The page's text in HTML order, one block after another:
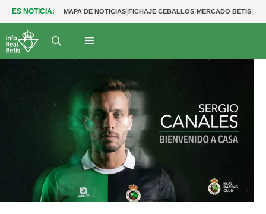
ES NOTICIA: MAPA DE NOTICIAS|FICHAJE CEBALLOS|MERCADO BETIS|